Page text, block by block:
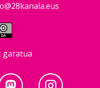
garatua